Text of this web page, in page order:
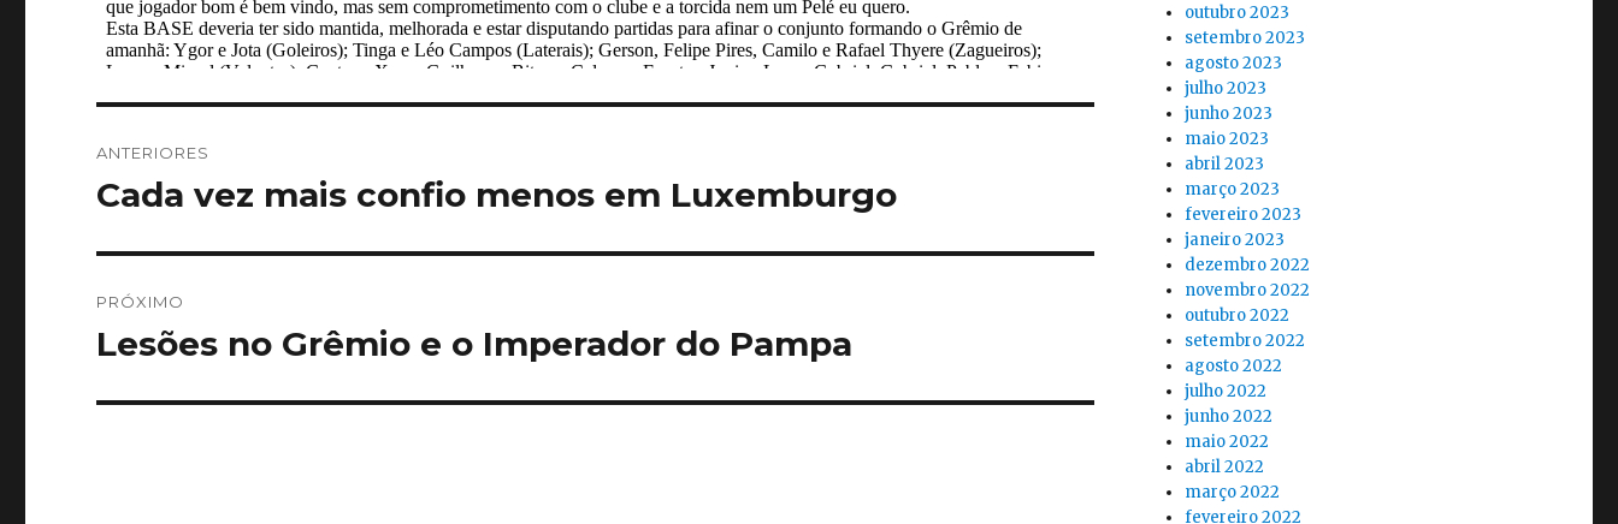
de
ANTERIORES
Post
Cada vez mais confio menos em Luxemburgo
PRÓXIMO
Próximo
Lesões no Grêmio e o Imperador do Pampa
outubro 2023
setembro 2023
agosto 2023
julho 2023
junho 2023
maio 2023
abril 2023
março 2023
fevereiro 2023
janeiro 2023
dezembro 2022
novembro 2022
outubro 2022
setembro 2022
agosto 2022
julho 2022
junho 2022
maio 2022
abril 2022
março 2022
fevereiro 2022